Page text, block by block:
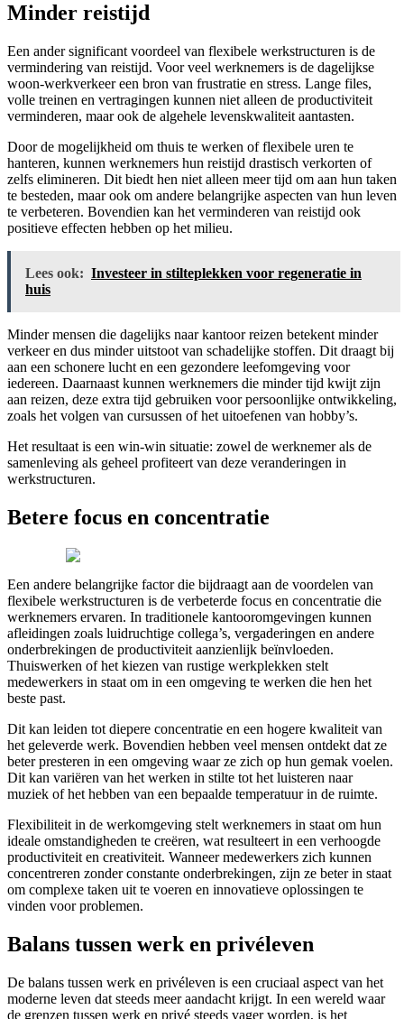
Minder reistijd
Een ander significant voordeel van flexibele werkstructuren is de
vermindering van reistijd. Voor veel werknemers is de dagelijkse
woon-werkverkeer een bron van frustratie en stress. Lange files,
volle treinen en vertragingen kunnen niet alleen de productiviteit
verminderen, maar ook de algehele levenskwaliteit aantasten.
Door de mogelijkheid om thuis te werken of flexibele uren te
hanteren, kunnen werknemers hun reistijd drastisch verkorten of
zelfs elimineren. Dit biedt hen niet alleen meer tijd om aan hun taken
te besteden, maar ook om andere belangrijke aspecten van hun leven
te verbeteren. Bovendien kan het verminderen van reistijd ook
positieve effecten hebben op het milieu.
Lees ook: Investeer in stilteplekken voor regeneratie in
huis
Minder mensen die dagelijks naar kantoor reizen betekent minder
verkeer en dus minder uitstoot van schadelijke stoffen. Dit draagt bij
aan een schonere lucht en een gezondere leefomgeving voor
iedereen. Daarnaast kunnen werknemers die minder tijd kwijt zijn
aan reizen, deze extra tijd gebruiken voor persoonlijke ontwikkeling,
zoals het volgen van cursussen of het uitoefenen van hobby’s.
Het resultaat is een win-win situatie: zowel de werknemer als de
samenleving als geheel profiteert van deze veranderingen in
werkstructuren.
Betere focus en concentratie
Een andere belangrijke factor die bijdraagt aan de voordelen van
flexibele werkstructuren is de verbeterde focus en concentratie die
werknemers ervaren. In traditionele kantooromgevingen kunnen
afleidingen zoals luidruchtige collega’s, vergaderingen en andere
onderbrekingen de productiviteit aanzienlijk beïnvloeden.
Thuiswerken of het kiezen van rustige werkplekken stelt
medewerkers in staat om in een omgeving te werken die hen het
beste past.
Dit kan leiden tot diepere concentratie en een hogere kwaliteit van
het geleverde werk. Bovendien hebben veel mensen ontdekt dat ze
beter presteren in een omgeving waar ze zich op hun gemak voelen.
Dit kan variëren van het werken in stilte tot het luisteren naar
muziek of het hebben van een bepaalde temperatuur in de ruimte.
Flexibiliteit in de werkomgeving stelt werknemers in staat om hun
ideale omstandigheden te creëren, wat resulteert in een verhoogde
productiviteit en creativiteit. Wanneer medewerkers zich kunnen
concentreren zonder constante onderbrekingen, zijn ze beter in staat
om complexe taken uit te voeren en innovatieve oplossingen te
vinden voor problemen.
Balans tussen werk en privéleven
De balans tussen werk en privéleven is een cruciaal aspect van het
moderne leven dat steeds meer aandacht krijgt. In een wereld waar
de grenzen tussen werk en privé steeds vager worden, is het